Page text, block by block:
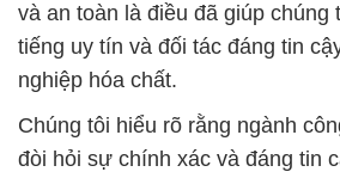
và an toàn là điều đã giúp chúng
tiếng uy tín và đối tác đáng tin
nghiệp hóa chất.
Chúng tôi hiểu rõ rằng ngành
đòi hỏi sự chính xác và đáng tin